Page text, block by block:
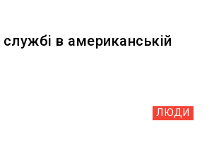
службі в американській
ЛЮДИ